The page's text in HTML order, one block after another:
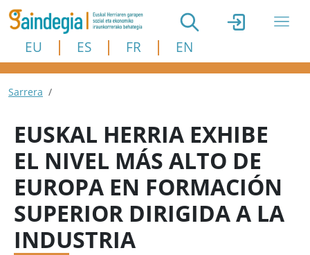
Skip to main content
EU ES FR EN
Breadcrumb
Sarrera
EUSKAL HERRIA EXHIBE
EL NIVEL MÁS ALTO DE
EUROPA EN FORMACIÓN
SUPERIOR DIRIGIDA A LA
INDUSTRIA